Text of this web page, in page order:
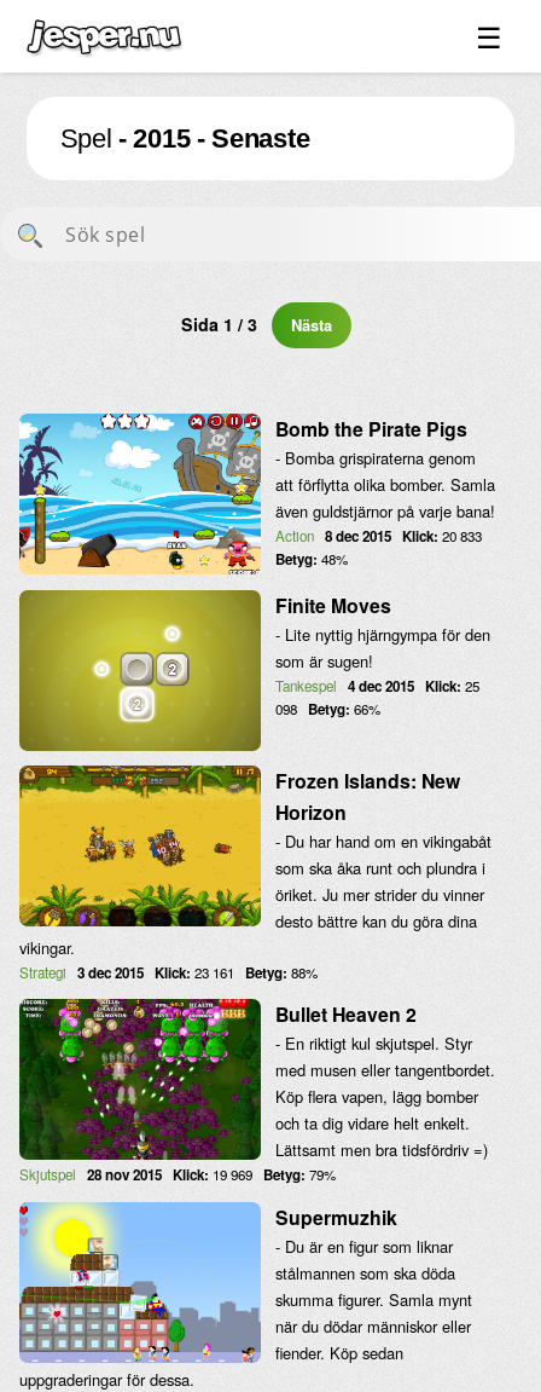
☰
Spel ↓
Bilder ↓
Forum ↓
Länkar
Spel - 2015 - Senaste
Sida 1 / 3 Nästa
Bomb the Pirate Pigs
- Bomba grispiraterna genom
att förflytta olika bomber. Samla
även guldstjärnor på varje bana!
Action 8 dec 2015 Klick: 20 833
Betyg: 48%
Finite Moves
- Lite nyttig hjärngympa för den
som är sugen!
Tankespel 4 dec 2015 Klick: 25
098
Betyg: 66%
Frozen Islands: New
Horizon
- Du har hand om en vikingabåt
som ska åka runt och plundra i
öriket. Ju mer strider du vinner
desto bättre kan du göra dina
vikingar.
Strategi 3 dec 2015 Klick: 23 161 Betyg: 88%
Bullet Heaven 2
- En riktigt kul skjutspel. Styr
med musen eller tangentbordet.
Köp flera vapen, lägg bomber
och ta dig vidare helt enkelt.
Lättsamt men bra tidsfördriv =)
Skjutspel 28 nov 2015 Klick: 19 969 Betyg: 79%
Supermuzhik
- Du är en figur som liknar
stålmannen som ska döda
skumma figurer. Samla mynt
när du dödar människor eller
fiender. Köp sedan
uppgraderingar för dessa.